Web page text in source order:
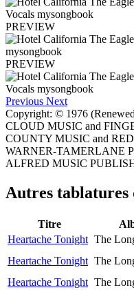
PREVIEW
PREVIEW
Previous Next
Copyright: © 1976
CLOUD MUSIC and
COUNTY MUSIC and
WARNER-TAMERLANE
ALFRED MUSIC
Autres tablatures
Titre
Heartache Tonight The
Heartache Tonight The
Heartache Tonight The